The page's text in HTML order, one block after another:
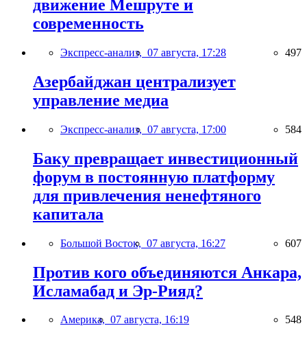
движение Мешруте и
современность
Экспресс-анализ, 07 августа, 17:28 497
Азербайджан централизует
управление медиа
Экспресс-анализ, 07 августа, 17:00 584
Баку превращает инвестиционный
форум в постоянную платформу
для привлечения ненефтяного
капитала
Большой Восток, 07 августа, 16:27 607
Против кого объединяются Анкара,
Исламабад и Эр-Рияд?
Америка, 07 августа, 16:19 548